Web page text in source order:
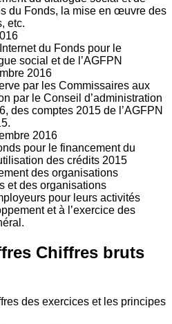
du Fonds, la mise en œuvre des
etc.
du Fonds pour le
social et de l’AGFPN
2016
par les Commissaires aux
par le Conseil d’administration
des comptes 2015 de l’AGFPN
2016
pour le financement du
des crédits 2015
des organisations
et des organisations
pour leurs activités
et à l’exercice des
Chiffres bruts
des exercices et les principes